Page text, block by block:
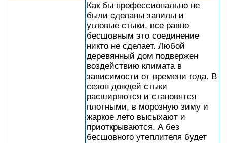
Как бы профессионально не
были сделаны запилы и
угловые стыки, все равно
бесшовным это соединение
никто не сделает. Любой
деревянный дом подвержен
воздействию климата в
зависимости от времени года. В
сезон дождей стыки
расширяются и становятся
плотными, в морозную зиму и
жаркое лето высыхают и
приоткрываются. А без
бесшовного утеплителя будет